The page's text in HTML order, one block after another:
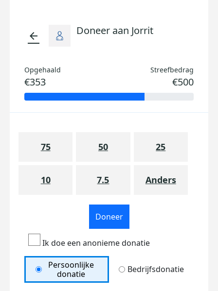
arrow_back Doneer aan Jorrit
Opgehaald
€353
Streefbedrag
€500
75 50 25
10 7.5 Anders
Doneer
Ik doe een anonieme donatie
Persoonlijke
donatie
Bedrijfsdonatie